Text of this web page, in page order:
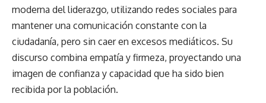
moderna del liderazgo, utilizando redes sociales para
mantener una comunicación constante con la
ciudadanía, pero sin caer en excesos mediáticos. Su
discurso combina empatía y firmeza, proyectando una
imagen de confianza y capacidad que ha sido bien
recibida por la población.